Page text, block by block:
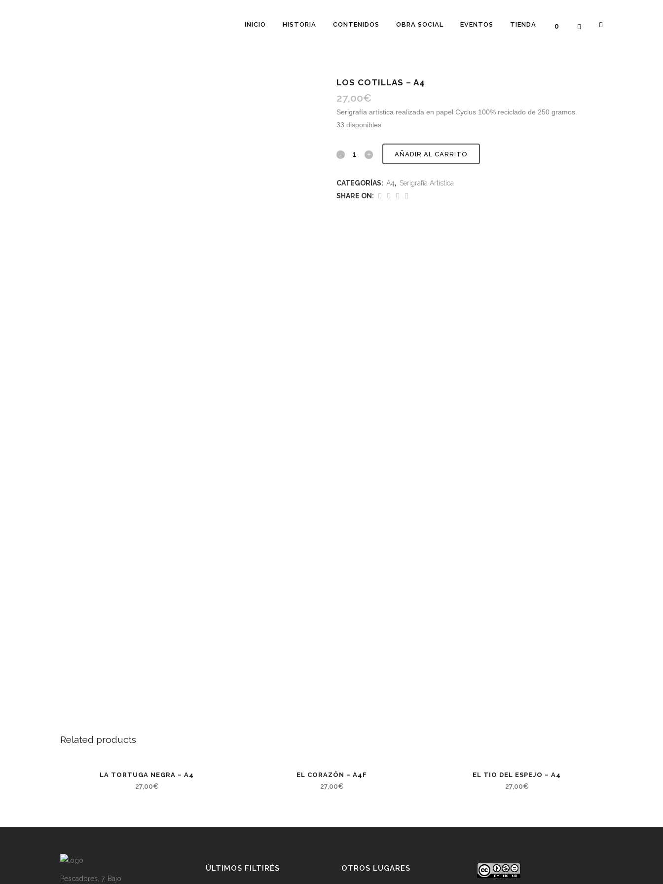
0
INICIO HISTORIA CONTENIDOS OBRA SOCIAL EVENTOS TIENDA
LOS COTILLAS – A4
27,00€
Serigrafía artística realizada en papel Cyclus 100% reciclado de 250 gramos.
33 disponibles
AÑADIR AL CARRITO
CATEGORÍAS: A4, Serigrafía Artística
SHARE ON:
Related products
LA TORTUGA NEGRA – A4
27,00€
EL CORAZÓN – A4F
27,00€
EL TIO DEL ESPEJO – A4
27,00€
Pescadores, 7, Bajo
ÚLTIMOS FILTIRÉS OTROS LUGARES